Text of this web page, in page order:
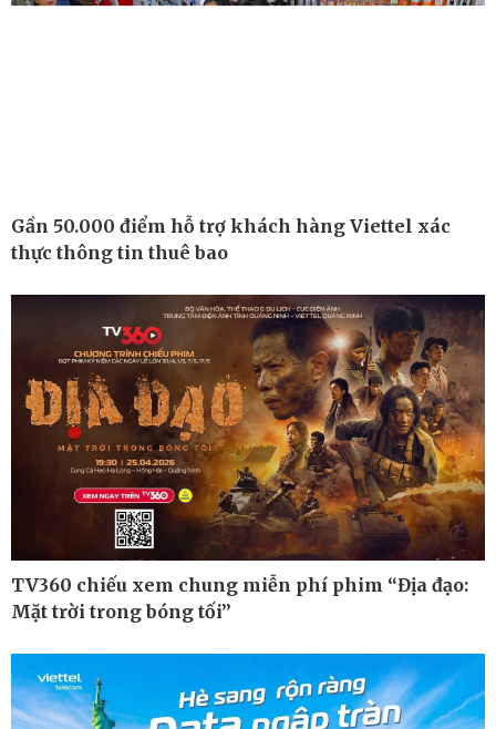
Thế giới
Quan sát
Cuộc sống đó đây
Hồ sơ
Multimedia
E-Magazine
Infographic
Gần 50.000 điểm hỗ trợ khách hàng Viettel xác
thực thông tin thuê bao
TV360 chiếu xem chung miễn phí phim “Địa đạo:
Mặt trời trong bóng tối”